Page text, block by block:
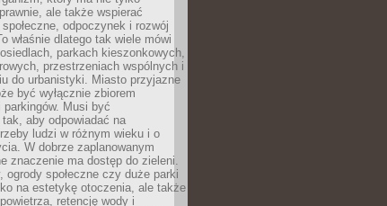
ale także wspierać
odpoczynek i rozwój
właśnie dlatego tak wiele mówi
parkach kieszonkowych,
przestrzeniach wspólnych i
do urbanistyki. Miasto przyjazne
być wyłącznie zbiorem
parkingów. Musi być
aby odpowiadać na
ludzi w różnym wieku i o
W dobrze zaplanowanym
znaczenie ma dostęp do zieleni.
ogrody społeczne czy duże parki
na estetykę otoczenia, ale także
retencję wody i